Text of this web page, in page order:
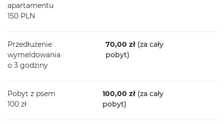
apartamentu
150 PLN
Przedłużenie
wymeldowania
o 3 godziny
70,00 zł(za cały
pobyt)
Pobyt z psem
100 zł
100,00 zł(za cały
pobyt)